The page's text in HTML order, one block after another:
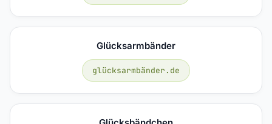
Glücksarmbänder
glücksarmbänder.de